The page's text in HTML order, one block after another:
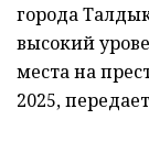
города
высокий
места на
2025,